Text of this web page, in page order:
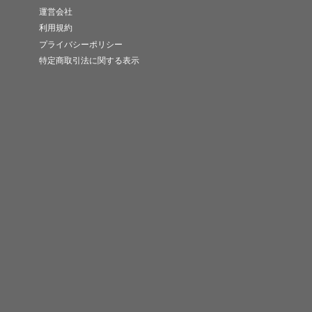
運営会社
利用規約
プライバシーポリシー
特定商取引法に関する表示